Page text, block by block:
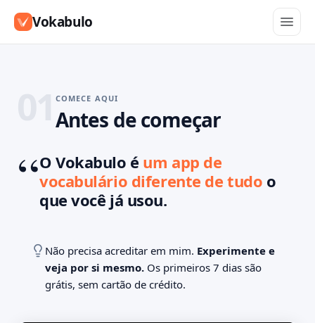
Vokabulo
COMECE AQUI
Antes de começar
O Vokabulo é um app de
vocabulário diferente de tudo o
que você já usou.
Não precisa acreditar em mim. Experimente e
veja por si mesmo. Os primeiros 7 dias são
grátis, sem cartão de crédito.